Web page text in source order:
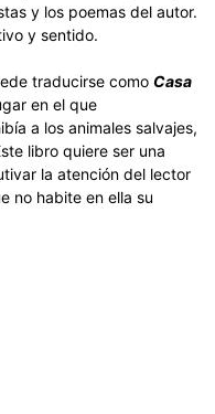
y los poemas del autor.
y sentido.
traducirse como Casa
en el que
a los animales salvajes,
libro quiere ser una
la atención del lector
no habite en ella su